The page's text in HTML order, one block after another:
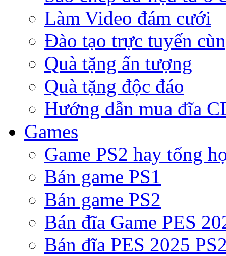
Làm Video đám cưới
Đào tạo trực tuyến
Quà tặng ấn tượng
Quà tặng độc đáo
Hướng dẫn mua đĩa
Games
Game PS2 hay tổng
Bán game PS1
Bán game PS2
Bán đĩa Game PES
Bán đĩa PES 2025